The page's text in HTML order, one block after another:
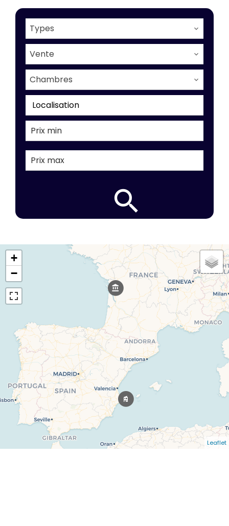
Types
Vente
Chambres
Localisation
+
−
Leaflet